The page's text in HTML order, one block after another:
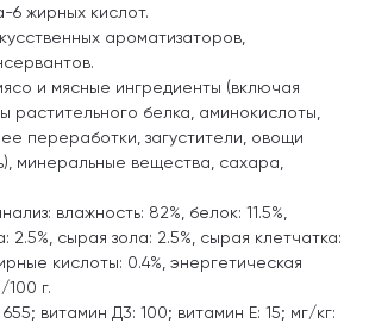
6 жирных кислот.
ароматизаторов,
и мясные ингредиенты (включая
растительного белка, аминокислоты,
переработки, загустители, овощи
минеральные вещества, сахара,
влажность: 82%, белок: 11.5%,
сырая зола: 2.5%, сырая клетчатка:
кислоты: 0.4%, энергетическая
100 г.
витамин Д3: 100; витамин E: 15; мг/кг: